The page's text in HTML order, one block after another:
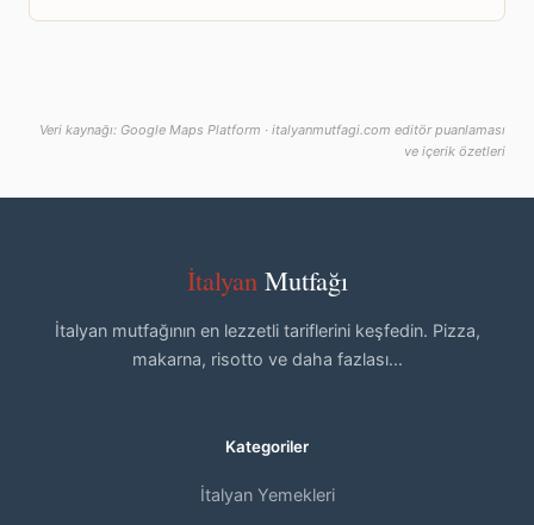
Veri kaynağı: Google Maps Platform · italyanmutfagi.com editör puanlaması
ve içerik özetleri
İtalyanMutfağı
İtalyan mutfağının en lezzetli tariflerini keşfedin. Pizza,
makarna, risotto ve daha fazlası...
Kategoriler
İtalyan Yemekleri